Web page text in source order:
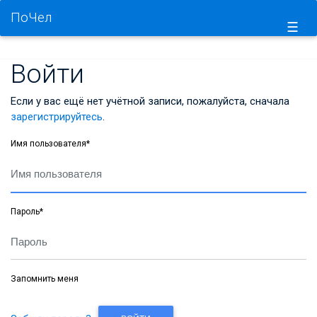
☰
ПоЧел
Войти
Если у вас ещё нет учётной записи, пожалуйста, сначала
зарегистрируйтесь.
Имя пользователя*
Пароль*
Запомнить меня